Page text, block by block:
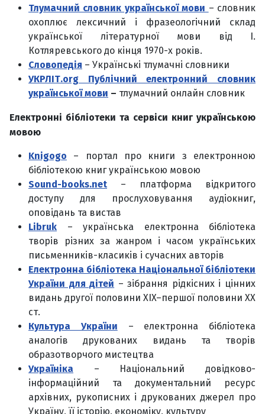
Тлумачний словник української мови – словник
охоплює лексичний і фразеологічний склад
української літературної мови від І.
Котляревського до кінця 1970-х років.
Словопедія – Українські тлумачні словники
УКРЛІТ.org Публічний електронний словник
української мови – тлумачний онлайн словник
Електронні бібліотеки та сервіси книг українською
мовою
Knigogo
– портал про книги з електронною
бібліотекою книг українською мовою
Sound-books.net – платформа відкритого
доступу для прослуховування аудіокниг,
оповідань та вистав
Libruk
– українська електронна бібліотека
творів різних за жанром і часом українських
письменників-класиків і сучасних авторів
Електронна бібліотека Національної бібліотеки
України для дітей – зібрання рідкісних і цінних
видань другої половини XIX–першої половини XX
ст.
Культура України
– електронна бібліотека
аналогів друкованих видань та творів
образотворчого мистецтва
Україніка
– Національний довідково-
інформаційний та документальний ресурс
архівних, рукописних і друкованих джерел про
Україну, її історію, економіку, культуру